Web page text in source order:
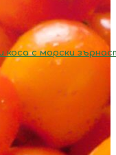
коса с морски